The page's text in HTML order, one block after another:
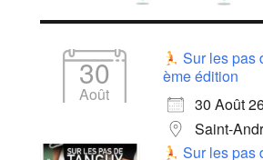
30
Août
Sur les pas
ème édition
30 Août
Saint-
Sur les pas